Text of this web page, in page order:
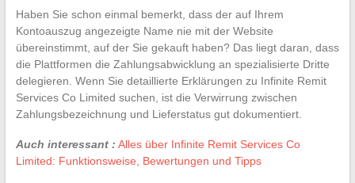
Haben Sie schon einmal bemerkt, dass der auf Ihrem
Kontoauszug angezeigte Name nie mit der Website
übereinstimmt, auf der Sie gekauft haben? Das liegt daran, dass
die Plattformen die Zahlungsabwicklung an spezialisierte Dritte
delegieren. Wenn Sie detaillierte Erklärungen zu Infinite Remit
Services Co Limited suchen, ist die Verwirrung zwischen
Zahlungsbezeichnung und Lieferstatus gut dokumentiert.
Auch interessant : Alles über Infinite Remit Services Co
Limited: Funktionsweise, Bewertungen und Tipps